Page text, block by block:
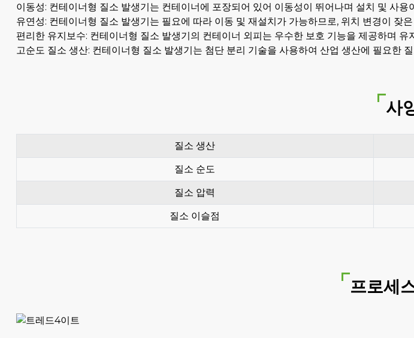
이동성: 컨테이너형 질소 발생기는 컨테이너에 포장되어 있어 이동성이 뛰어나며 설치 및 사
유연성: 컨테이너형 질소 발생기는 필요에 따라 이동 및 재설치가 가능하므로, 위치 변경이 잦
편리한 유지보수: 컨테이너형 질소 발생기의 컨테이너 외피는 우수한 보호 기능을 제공하며
고순도 질소 생산: 컨테이너형 질소 발생기는 첨단 분리 기술을 사용하여 산업 생산에 필요한
사
질소 생산
질소 순도
질소 압력
질소 이슬점
프로세